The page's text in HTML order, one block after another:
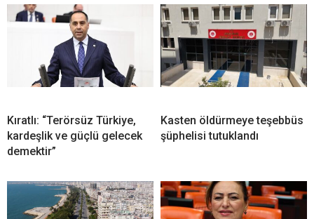
Kıratlı: “Terörsüz Türkiye,
kardeşlik ve güçlü gelecek
demektir”
Kasten öldürmeye teşebbüs
şüphelisi tutuklandı